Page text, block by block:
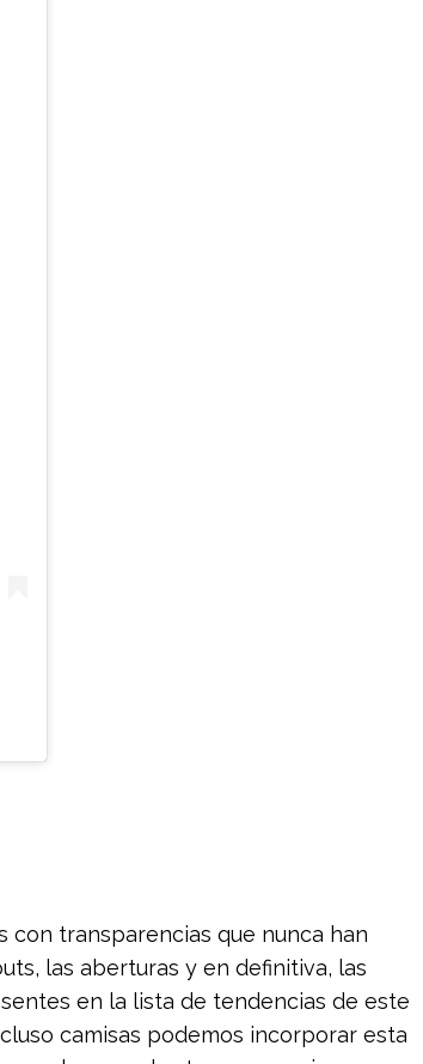
con transparencias que nunca han
las aberturas y en definitiva, las
en la lista de tendencias de este
camisas podemos incorporar esta